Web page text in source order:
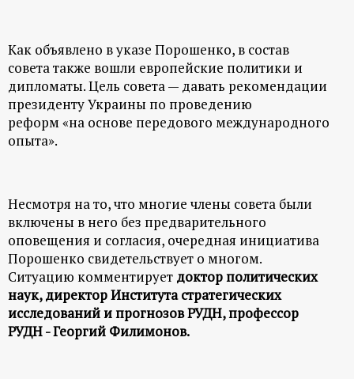
о
р
т
л
Как объявлено в указе Порошенко, в состав
совета также вошли европейские политики и
дипломаты. Цель совета — давать рекомендации
президенту Украины по проведению
реформ «на основе передового международного
опыта».
Несмотря на то, что многие члены совета были
включены в него без предварительного
оповещения и согласия, очередная инициатива
Порошенко свидетельствует о многом.
Ситуацию комментирует доктор политических
наук, директор Института стратегических
исследований и прогнозов РУДН, профессор
РУДН - Георгий Филимонов.